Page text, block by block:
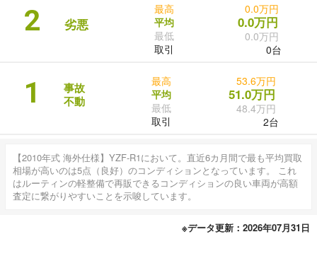
2 劣悪
最高
平均
最低
取引
0.0万円
0.0万円
0.0万円
0台
1
事故
不動
最高
平均
最低
取引
53.6万円
51.0万円
48.4万円
2台
【2010年式 海外仕様】YZF-R1において。直近6カ月間で最も平均買取
相場が高いのは5点（良好）のコンディションとなっています。 これ
はルーティンの軽整備で再販できるコンディションの良い車両が高額
査定に繋がりやすいことを示唆しています。
※データ更新：2026年07月31日